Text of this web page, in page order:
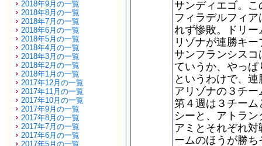
2018年9月の一覧
2018年8月の一覧
2018年7月の一覧
2018年6月の一覧
2018年5月の一覧
2018年4月の一覧
2018年3月の一覧
2018年2月の一覧
2018年1月の一覧
2017年12月の一覧
2017年11月の一覧
2017年10月の一覧
2017年9月の一覧
2017年8月の一覧
2017年7月の一覧
2017年6月の一覧
2017年5月の一覧
サンディエゴ。
フィラデルフィ
れず惨敗。ドリ
リゾナが連勝キー
サンフランシス
ていうか、やっ
というわけで、
アリゾナの３チー
第４週は３チー
シーと、アトラ
アミとそれぞれ
ームのほうが勝